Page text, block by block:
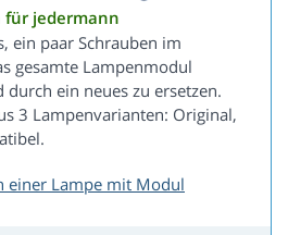
für jedermann
ein paar Schrauben im
gesamte Lampenmodul
ein neues zu ersetzen.
3 Lampenvarianten: Original,
einer Lampe mit Modul